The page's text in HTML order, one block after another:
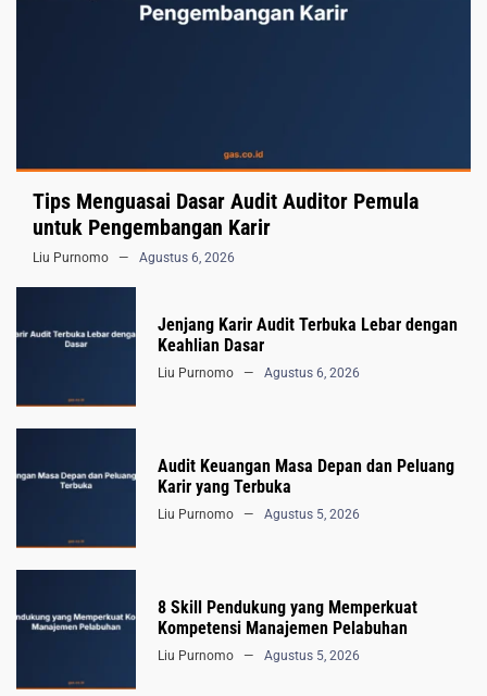
Tips Menguasai Dasar Audit Auditor Pemula
untuk Pengembangan Karir
Liu Purnomo Agustus 6, 2026
Jenjang Karir Audit Terbuka Lebar dengan
Keahlian Dasar
Liu Purnomo Agustus 6, 2026
Audit Keuangan Masa Depan dan Peluang
Karir yang Terbuka
Liu Purnomo Agustus 5, 2026
8 Skill Pendukung yang Memperkuat
Kompetensi Manajemen Pelabuhan
Liu Purnomo Agustus 5, 2026